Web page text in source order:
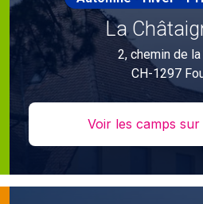
La
2, chemin de
CH-1297
Voir les camps